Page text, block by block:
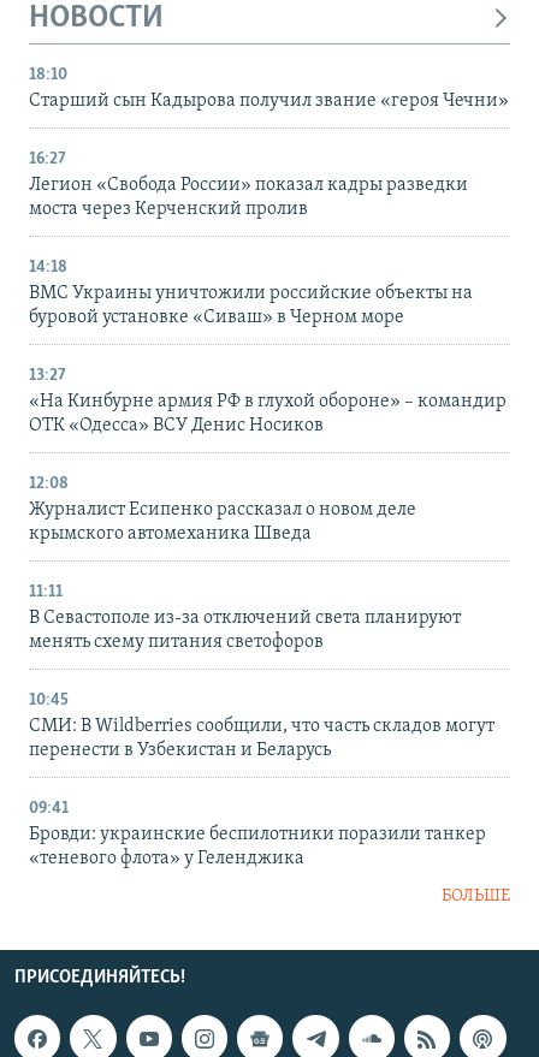
НОВОСТИ
18:10
Старший сын Кадырова получил звание «героя Чечни»
16:27
Легион «Свобода России» показал кадры разведки
моста через Керченский пролив
14:18
ВМС Украины уничтожили российские объекты на
буровой установке «Сиваш» в Черном море
13:27
«На Кинбурне армия РФ в глухой обороне» – командир
ОТК «Одесса» ВСУ Денис Носиков
12:08
Журналист Есипенко рассказал о новом деле
крымского автомеханика Шведа
11:11
В Севастополе из-за отключений света планируют
менять схему питания светофоров
10:45
СМИ: В Wildberries сообщили, что часть складов могут
перенести в Узбекистан и Беларусь
09:41
Бровди: украинские беспилотники поразили танкер
«теневого флота» у Геленджика
БОЛЬШЕ
ПРИСОЕДИНЯЙТЕСЬ!